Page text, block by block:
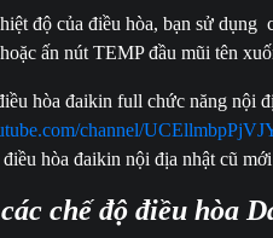
độ của điều hòa, bạn sử
ấn nút TEMP đầu mũi tên
hòa đaikin full chức năng nội
channel/
hòa đaikin nội địa nhật cũ
chế độ điều hòa